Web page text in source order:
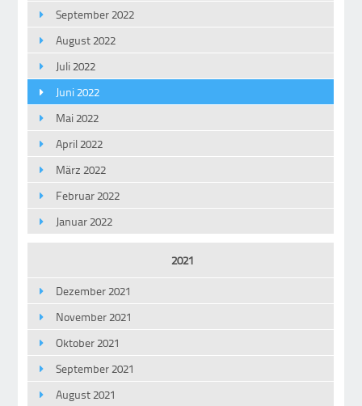
September 2022
August 2022
Juli 2022
Juni 2022
Mai 2022
April 2022
März 2022
Februar 2022
Januar 2022
2021
Dezember 2021
November 2021
Oktober 2021
September 2021
August 2021